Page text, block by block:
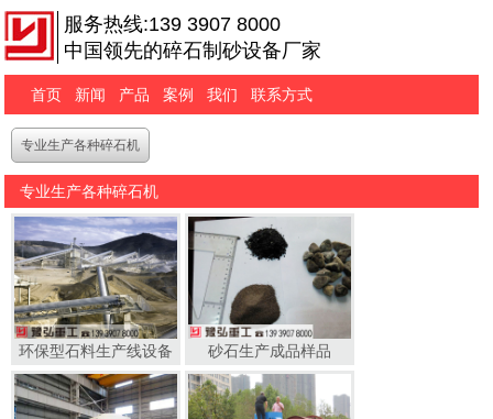
服务热线:139 3907 8000
中国领先的碎石制砂设备厂家
首页 新闻 产品 案例 我们 联系方式
专业生产各种碎石机
专业生产各种碎石机
环保型石料生产线设备 砂石生产成品样品